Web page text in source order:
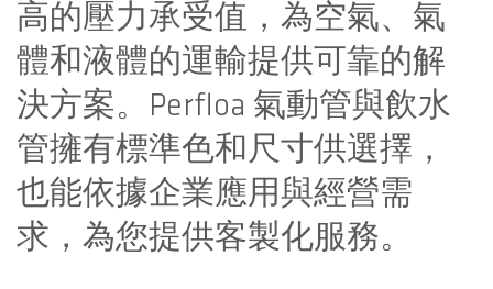
高的壓力承受值，為空氣、氣
體和液體的運輸提供可靠的解
決方案。Perfloa 氣動管與飲水
管擁有標準色和尺寸供選擇，
也能依據企業應用與經營需
求，為您提供客製化服務。